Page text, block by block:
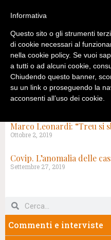
Marco Leonardi: “Treu si
Ottobre 2, 2019
Covip. L’anomalia delle
Settembre 27, 2019
Commenti e interviste
Informativa
Questo sito o gli strumenti
di cookie necessari al
nella cookie policy. Se vuoi
a tutti o ad alcuni cookie,
Chiudendo questo banner,
su un link o proseguendo la
acconsenti all’uso dei cookie.